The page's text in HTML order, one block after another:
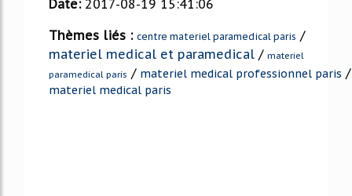
Date: 2017-08-19 15:41:06
Thèmes liés : centre materiel paramedical paris /
materiel medical et paramedical / materiel
paramedical paris / materiel medical professionnel paris /
materiel medical paris